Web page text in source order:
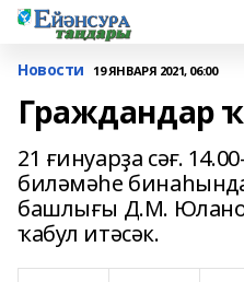
Новости 19 ЯНВАРЯ 2021, 06:00
Граждандар
21 ғинуарҙа сәғ.
биләмәһе
башлығы Д.М.
ҡабул итәсәк.